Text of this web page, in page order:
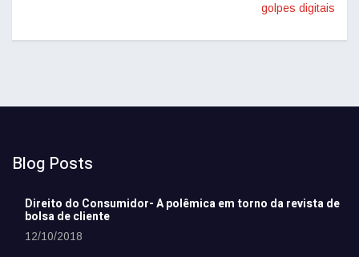
golpes digitais
Blog Posts
Direito do Consumidor- A polêmica em torno da revista de
bolsa de cliente
12/10/2018